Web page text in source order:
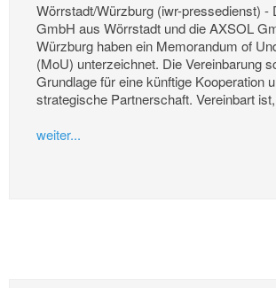
Wörrstadt/Würzburg (iwr-pressedienst) -
GmbH aus Wörrstadt und die AXSOL
Würzburg haben ein Memorandum of
(MoU) unterzeichnet. Die Vereinbarung
Grundlage für eine künftige Kooperation
strategische Partnerschaft. Vereinbart
weiter...